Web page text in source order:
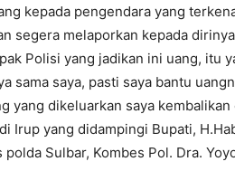
kepada pengendara yang
segera melaporkan kepada
Polisi yang jadikan ini uang, itu
sama saya, pasti saya bantu
yang dikeluarkan saya
Irup yang didampingi Bupati,
polda Sulbar, Kombes Pol. Dra.